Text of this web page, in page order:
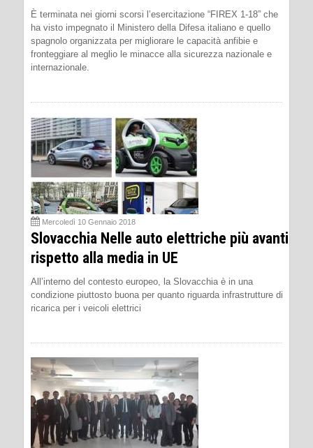
È terminata nei giorni scorsi l’esercitazione “FIREX 1-18” che
ha visto impegnato il Ministero della Difesa italiano e quello
spagnolo organizzata per migliorare le capacità anfibie e
fronteggiare al meglio le minacce alla sicurezza nazionale e
internazionale.
Mercoledì 10 Gennaio 2018
Slovacchia Nelle auto elettriche più avanti
rispetto alla media in UE
All’interno del contesto europeo, la Slovacchia è in una
condizione piuttosto buona per quanto riguarda infrastrutture di
ricarica per i veicoli elettrici